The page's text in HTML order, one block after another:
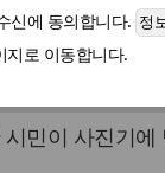
신에 동의합니다.
지로 이동합니다.
가 점령&#39;
민이 사진기에